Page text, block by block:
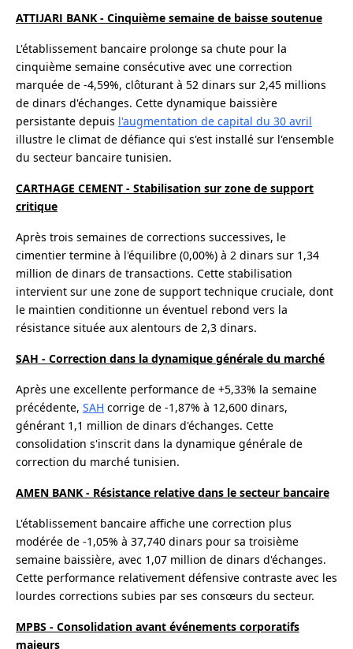
ATTIJARI BANK - Cinquième semaine de baisse soutenue
L'établissement bancaire prolonge sa chute pour la
cinquième semaine consécutive avec une correction
marquée de -4,59%, clôturant à 52 dinars sur 2,45 millions
de dinars d'échanges. Cette dynamique baissière
persistante depuis l'augmentation de capital du 30 avril
illustre le climat de défiance qui s'est installé sur l'ensemble
du secteur bancaire tunisien.
CARTHAGE CEMENT - Stabilisation sur zone de support
critique
Après trois semaines de corrections successives, le
cimentier termine à l'équilibre (0,00%) à 2 dinars sur 1,34
million de dinars de transactions. Cette stabilisation
intervient sur une zone de support technique cruciale, dont
le maintien conditionne un éventuel rebond vers la
résistance située aux alentours de 2,3 dinars.
SAH - Correction dans la dynamique générale du marché
Après une excellente performance de +5,33% la semaine
précédente, SAH corrige de -1,87% à 12,600 dinars,
générant 1,1 million de dinars d'échanges. Cette
consolidation s'inscrit dans la dynamique générale de
correction du marché tunisien.
AMEN BANK - Résistance relative dans le secteur bancaire
L'établissement bancaire affiche une correction plus
modérée de -1,05% à 37,740 dinars pour sa troisième
semaine baissière, avec 1,07 million de dinars d'échanges.
Cette performance relativement défensive contraste avec les
lourdes corrections subies par ses consœurs du secteur.
MPBS - Consolidation avant événements corporatifs
majeurs